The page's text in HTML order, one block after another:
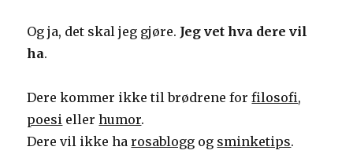
Og ja, det skal jeg gjøre. Jeg vet hva dere vil
ha.
Dere kommer ikke til brødrene forfilosofi,
poesi ellerhumor.
Dere vil ikke harosablogg og sminketips.